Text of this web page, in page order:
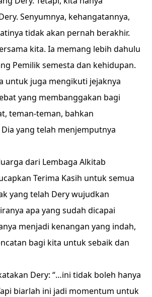
Senyumnya, kehangatannya,
tidak akan pernah berakhir.
kita. Ia memang lebih dahulu
Pemilik semesta dan kehidupan.
untuk juga mengikuti jejaknya
yang membanggakan bagi
teman-teman, bahkan
yang telah menjemputnya
dari Lembaga Alkitab
Terima Kasih untuk semua
yang telah Dery wujudkan
apa yang sudah dicapai
menjadi kenangan yang indah,
bagi kita untuk sebaik dan
Dery: “…ini tidak boleh hanya
biarlah ini jadi momentum untuk